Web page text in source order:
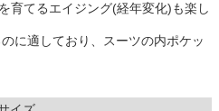
育てるエイジング(経年変化)も楽し
に適しており、スーツの内ポケッ